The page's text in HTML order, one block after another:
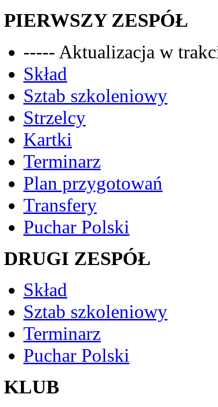
PIERWSZY ZESPÓŁ
----- Aktualizacja w
Skład
Sztab szkoleniowy
Strzelcy
Kartki
Terminarz
Plan przygotowań
Transfery
Puchar Polski
DRUGI ZESPÓŁ
Skład
Sztab szkoleniowy
Terminarz
Puchar Polski
KLUB